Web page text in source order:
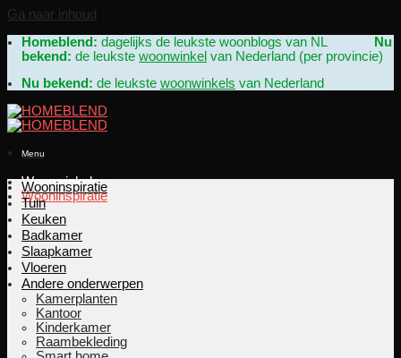
Ga naar inhoud
Homeblend: dagelijks de leukste woonblogs van NL Nu
bekend: de leukste woonwinkel van Nederland (per provincie)
Nu bekend: de leukste woonwinkels van Nederland
Menu
Woonwinkels
Wooninspiratie
Wooninspiratie
Tuin
Keuken
Badkamer
Slaapkamer
Vloeren
Andere onderwerpen
Kamerplanten
Kantoor
Kinderkamer
Raambekleding